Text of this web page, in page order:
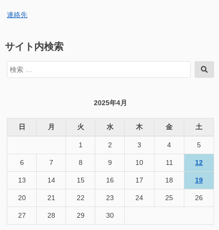
連絡先
サイト内検索
検
索
索
2025年4月
日 月 火 水 木 金 土
1 2 3 4 5
6 7 8 9 10 11 12
13 14 15 16 17 18 19
20 21 22 23 24 25 26
27 28 29 30